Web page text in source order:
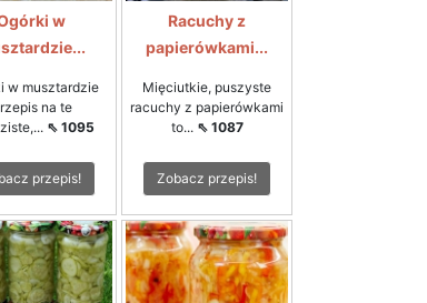
w
w musztardzie
na te
⇖ 1095
przepis!
Racuchy z
papierówkami...
Mięciutkie, puszyste
racuchy z papierówkami
to... ⇖ 1087
Zobacz przepis!